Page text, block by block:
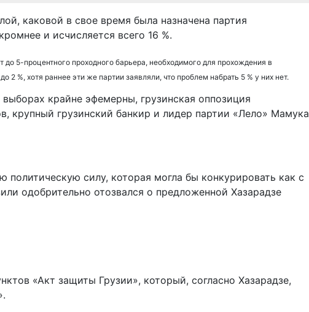
каковой в свое время была назначена партия
и исчисляется всего 16 %.
5-процентного проходного барьера, необходимого для прохождения в
%, хотя раннее эти же партии заявляли, что проблем набрать 5 % у них нет.
крайне эфемерны, грузинская оппозиция
крупный грузинский банкир и лидер партии «Лело» Мамука
силу, которая могла бы конкурировать как с
одобрительно отозвался о предложенной Хазарадзе
«Акт защиты Грузии», который, согласно Хазарадзе,